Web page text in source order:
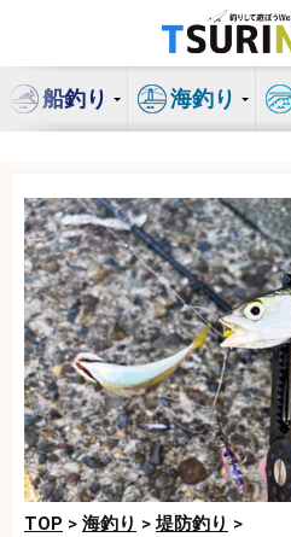
ン
船釣り 海釣り
TOP > 海釣り >堤防釣り >